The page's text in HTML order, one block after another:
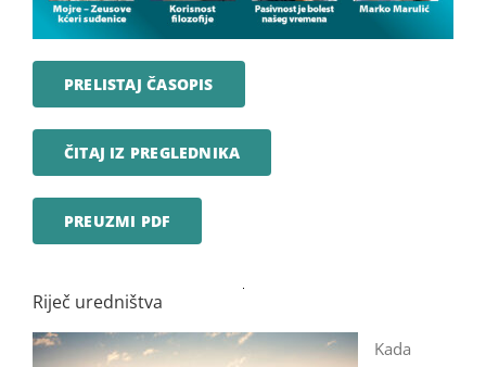
PRELISTAJ ČASOPIS
ČITAJ IZ PREGLEDNIKA
PREUZMI PDF
Riječ uredništva
Kada